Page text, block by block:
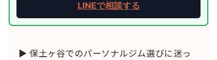
LINEで相談する
▶ 保土ヶ谷でのパーソナルジム選びに迷っ